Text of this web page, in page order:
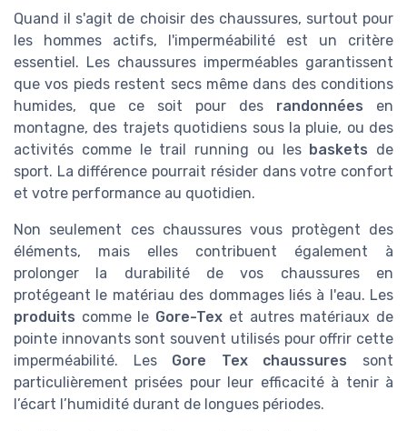
Quand il s'agit de choisir des chaussures, surtout pour
les hommes actifs, l'imperméabilité est un critère
essentiel. Les chaussures imperméables garantissent
que vos pieds restent secs même dans des conditions
humides, que ce soit pour des randonnées en
montagne, des trajets quotidiens sous la pluie, ou des
activités comme le trail running ou les baskets de
sport. La différence pourrait résider dans votre confort
et votre performance au quotidien.
Non seulement ces chaussures vous protègent des
éléments, mais elles contribuent également à
prolonger la durabilité de vos chaussures en
protégeant le matériau des dommages liés à l'eau. Les
produits comme le Gore-Tex et autres matériaux de
pointe innovants sont souvent utilisés pour offrir cette
imperméabilité. Les Gore Tex chaussures sont
particulièrement prisées pour leur efficacité à tenir à
l’écart l’humidité durant de longues périodes.